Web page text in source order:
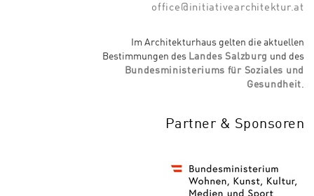
office@initiativearchitektur.at
Im Architekturhaus gelten die aktuellen
Bestimmungen des Landes Salzburg und des
Bundesministeriums für Soziales und
Gesundheit
Partner & Sponsoren